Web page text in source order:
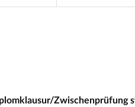
Zwischenprüfung